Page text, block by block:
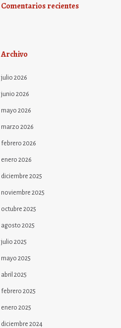
Comentarios recientes
Archivo
julio 2026
junio 2026
mayo 2026
marzo 2026
febrero 2026
enero 2026
diciembre 2025
noviembre 2025
octubre 2025
agosto 2025
julio 2025
mayo 2025
abril 2025
febrero 2025
enero 2025
diciembre 2024